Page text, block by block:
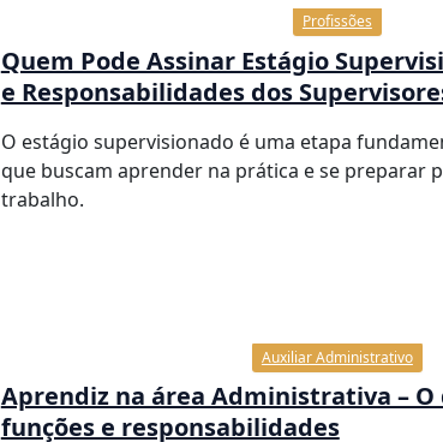
Profissões
Quem Pode Assinar Estágio
e Responsabilidades dos
O estágio supervisionado é uma etapa
que buscam aprender na prática e se preparar
trabalho.
Auxiliar Administrativo
Aprendiz na área Administrativa – O
funções e responsabilidades